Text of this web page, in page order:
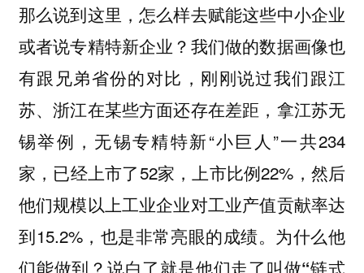
那么说到这里，怎么样去赋能这些中小企业
或者说专精特新企业？我们做的数据画像也
有跟兄弟省份的对比，刚刚说过我们跟江
苏、浙江在某些方面还存在差距，拿江苏无
锡举例，无锡专精特新“小巨人”一共234
家，已经上市了52家，上市比例22%，然后
他们规模以上工业企业对工业产值贡献率达
到15.2%，也是非常亮眼的成绩。为什么他
们能做到？ 说白了就是他们走了叫做“链式